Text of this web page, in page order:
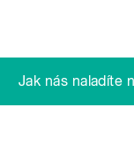
Jak nás naladíte